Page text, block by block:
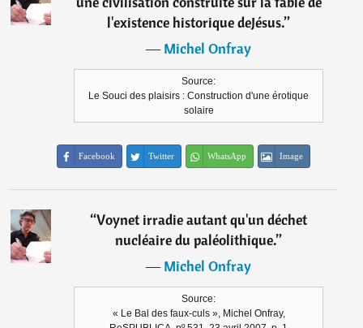
l'existence historique deJésus.”
―Michel Onfray
Source:
Le Souci des plaisirs : Construction d'une érotique
solaire
Facebook Twitter WhatsApp Image
“Voynet irradie autant qu'un déchet
nucléaire du paléolithique.”
―Michel Onfray
Source:
« Le Bal des faux-culs », Michel Onfray,